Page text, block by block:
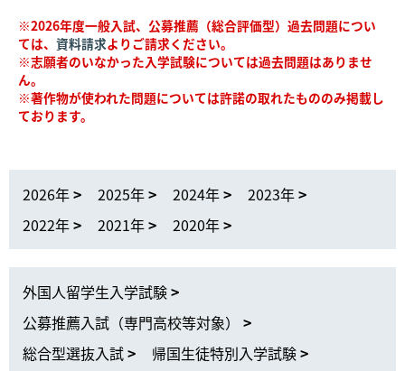
※2026年度一般入試、公募推薦（総合評価型）過去問題につい
ては、 資料請求よりご請求ください。
※志願者のいなかった入学試験については過去問題はありませ
ん。
※著作物が使われた問題については許諾の取れたもののみ掲載し
ております。
2026年 2025年 2024年
2023年
2022年
2021年 2020年
外国人留学生入学試験
公募推薦入試（専門高校等対象）
総合型選抜入試
帰国生徒特別入学試験